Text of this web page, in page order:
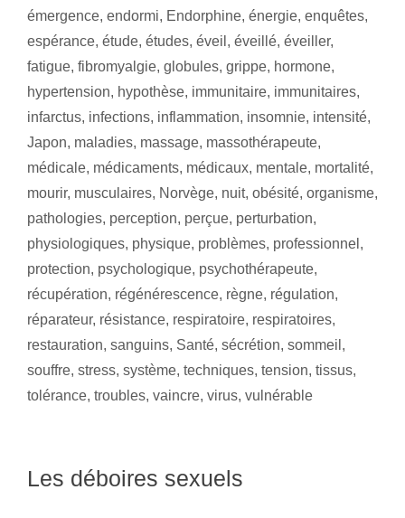
émergence, endormi, Endorphine, énergie, enquêtes,
espérance, étude, études, éveil , éveillé, éveiller,
fatigue, fibromyalgie, globules, grippe, hormone,
hypertension, hypothèse, immunitaire, immunitaires,
infarctus, infections, inflammation, insomnie, intensité,
Japon, maladies, massage, massothérapeute,
médicale, médicaments, médicaux, mentale, mortalité,
mourir, musculaires, Norvège, nuit, obésité, organisme,
pathologies, perception, perçue, perturbation,
physiologiques, physique, problèmes, professionnel ,
protection, psychologique, psychothérapeute,
récupération, régénérescence, règne, régulation,
réparateur, résistance, respiratoire, respiratoires,
restauration, sanguins, Santé, sécrétion, sommeil ,
souffre, stress, système, techniques, tension, tissus,
tolérance, troubles, vaincre, virus, vulnérable
Les déboires sexuels